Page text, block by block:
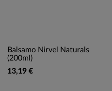
Balsamo Nirvel Naturals
(200ml)
13,19 €